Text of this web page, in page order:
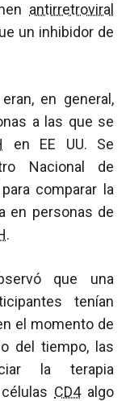
antirretroviral
un inhibidor de
en general,
a las que se
en EE UU. Se
Nacional de
comparar la
en personas de
.
que una
tenían
el momento de
del tiempo, las
la terapia
CD4algo